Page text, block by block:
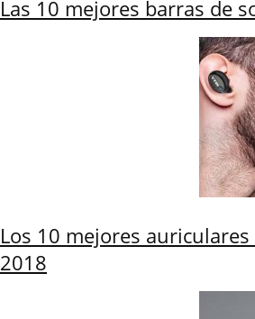
Las 10 mejores barras de
Los 10 mejores
2018